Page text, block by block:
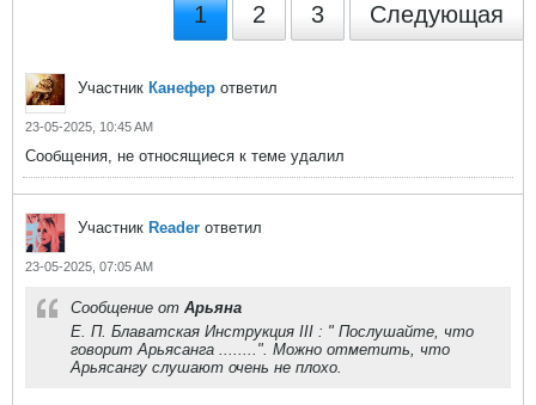
1 2 3 Следующая
Участник Канефер ответил
23-05-2025, 10:45 AM
Сообщения, не относящиеся к теме удалил
Участник Reader ответил
23-05-2025, 07:05 AM
Сообщение от Арьяна
Е. П. Блаватская Инструкция III : " Послушайте, что
говорит Арьясанга ........". Можно отметить, что
Арьясангу слушают очень не плохо.